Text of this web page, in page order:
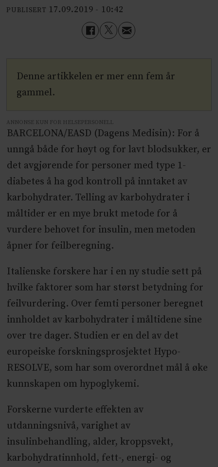
PUBLISERT 17.09.2019 - 10:42
Denne artikkelen er mer enn fem år
gammel.
ANNONSE KUN FOR HELSEPERSONELL
BARCELONA/EASD (Dagens Medisin): For å
unngå både for høyt og for lavt blodsukker, er
det avgjørende for personer med type 1-
diabetes å ha god kontroll på inntaket av
karbohydrater. Telling av karbohydrater i
måltider er en mye brukt metode for å
vurdere behovet for insulin, men metoden
åpner for feilberegning.
Italienske forskere har i en ny studie sett på
hvilke faktorer som har størst betydning for
feilvurdering. Over femti personer beregnet
innholdet av karbohydrater i måltidene sine
over tre dager. Studien er en del av det
europeiske forskningsprosjektet Hypo-
RESOLVE, som har som overordnet mål å øke
kunnskapen om hypoglykemi.
Forskerne vurderte effekten av
utdanningsnivå, varighet av
insulinbehandling, alder, kroppsvekt,
karbohydratinnhold, fett-, energi- og